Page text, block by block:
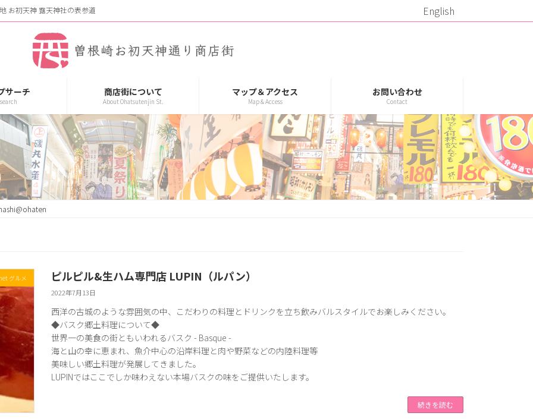
お初天神 露天神社の表参道 English
サーチ 商店街について
About Ohatsutenjin St.
マップ＆アクセス
Map & Access
お問い合わせ
Contact
グルメ ピルピル&生ハム専門店 LUPIN（ルパン）
2022年7月13日
西洋の古城のような雰囲気の中、こだわりの料理とドリンクを立ち飲みバルスタイルでお楽しみください。
◆バスク郷土料理について◆
世界一の美食の街ともいわれるバスク - Basque -
海と山の幸に恵まれ、魚介中心の沿岸料理と肉や野菜などの内陸料理等
美味しい郷土料理が発展してきました。
LUPINではここでしか味わえない本場バスクの味をご提供いたします。
続きを読む